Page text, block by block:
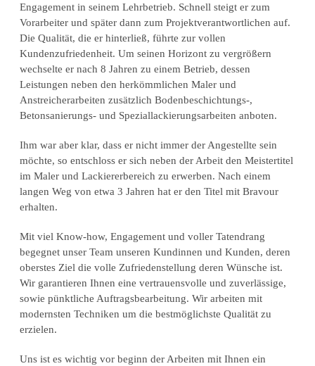
Engagement in seinem Lehrbetrieb. Schnell steigt er zum
Vorarbeiter und später dann zum Projektverantwortlichen auf.
Die Qualität, die er hinterließ, führte zur vollen
Kundenzufriedenheit. Um seinen Horizont zu vergrößern
wechselte er nach 8 Jahren zu einem Betrieb, dessen
Leistungen neben den herkömmlichen Maler und
Anstreicherarbeiten zusätzlich Bodenbeschichtungs-,
Betonsanierungs- und Speziallackierungsarbeiten anboten.
Ihm war aber klar, dass er nicht immer der Angestellte sein
möchte, so entschloss er sich neben der Arbeit den Meistertitel
im Maler und Lackiererbereich zu erwerben. Nach einem
langen Weg von etwa 3 Jahren hat er den Titel mit Bravour
erhalten.
Mit viel Know-how, Engagement und voller Tatendrang
begegnet unser Team unseren Kundinnen und Kunden, deren
oberstes Ziel die volle Zufriedenstellung deren Wünsche ist.
Wir garantieren Ihnen eine vertrauensvolle und zuverlässige,
sowie pünktliche Auftragsbearbeitung. Wir arbeiten mit
modernsten Techniken um die bestmöglichste Qualität zu
erzielen.
Uns ist es wichtig vor beginn der Arbeiten mit Ihnen ein